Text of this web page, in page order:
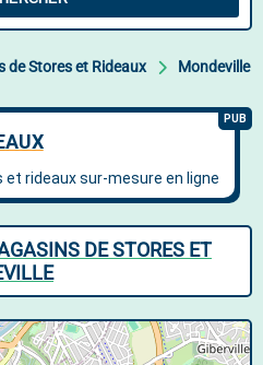
de Stores et Rideaux Mondeville
DE STORES ET